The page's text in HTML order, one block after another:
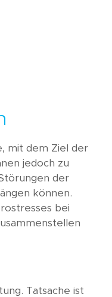
mit dem Ziel der
jedoch zu
der
können.
bei
Tatsache ist